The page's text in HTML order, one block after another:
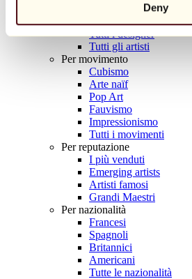
Deny
Tutti i fotografi
Tutti i disegnatori
Tutti i designer
Tutti gli artisti
Per movimento
Cubismo
Arte naïf
Pop Art
Fauvismo
Impressionismo
Tutti i movimenti
Per reputazione
I più venduti
Emerging artists
Artisti famosi
Grandi Maestri
Per nazionalità
Francesi
Spagnoli
Britannici
Americani
Tutte le nazionalità